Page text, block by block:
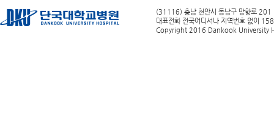
(31116) 충남 천안시 동남구 망향로 201
대표전화 전국어디서나 지역번호 없이
Copyright 2016 Dankook University